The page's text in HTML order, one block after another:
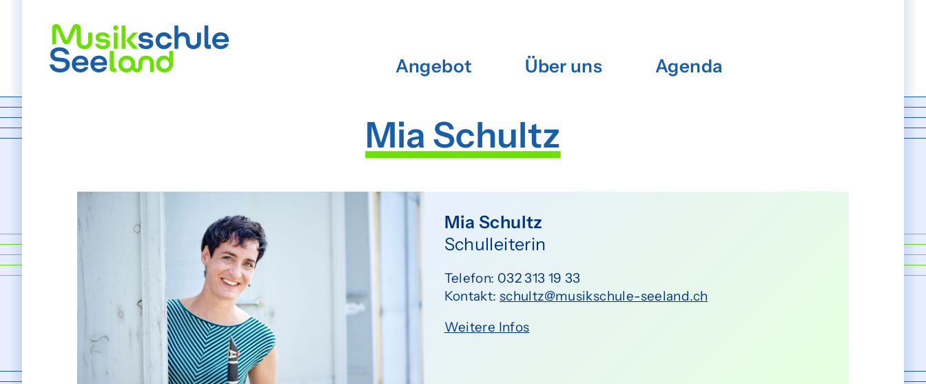
Angebot Über uns Agenda
Instrumente
Bands
Ensembles
Senioren
Mia Schultz
Mia Schultz
Schulleiterin
Telefon: 032 313 19 33
Kontakt: schultz@musikschule-seeland.ch
Weitere Infos